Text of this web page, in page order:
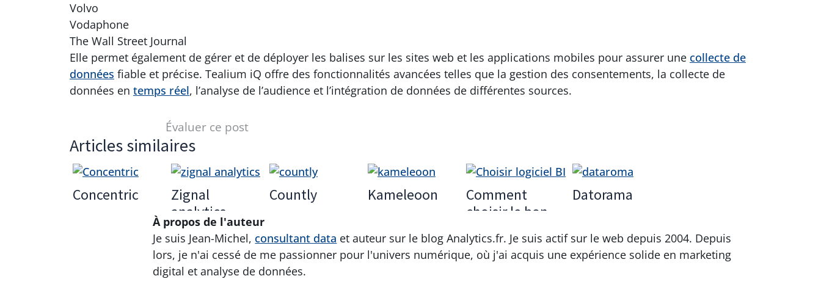
Volvo
Vodaphone
The Wall Street Journal
Elle permet également de gérer et de déployer les balises sur les sites web et les applications mobiles pour assurer une collecte de
données fiable et précise. Tealium iQ offre des fonctionnalités avancées telles que la gestion des consentements, la collecte de
données en temps réel, l’analyse de l’audience et l’intégration de données de différentes sources.
Évaluer ce post
Articles similaires
Concentric
Zignal
analytics
Countly Kameleoon
Comment
choisir le bon
(Business
Intelligence)
Datorama
À propos de l'auteur
Je suis Jean-Michel, consultant data et auteur sur le blog Analytics.fr. Je suis actif sur le web depuis 2004. Depuis
lors, je n'ai cessé de me passionner pour l'univers numérique, où j'ai acquis une expérience solide en marketing
digital et analyse de données.